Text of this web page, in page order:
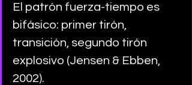
El patrón fuerza-tiempo es
bifásico: primer tirón,
transición, segundo tirón
explosivo (Jensen & Ebben,
2002).